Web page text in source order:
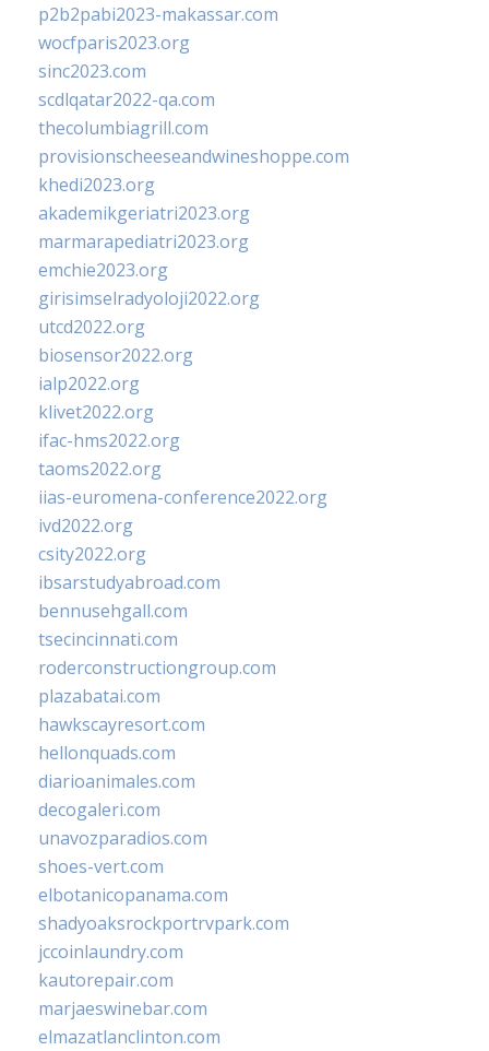
p2b2pabi2023-makassar.com
wocfparis2023.org
sinc2023.com
scdlqatar2022-qa.com
thecolumbiagrill.com
provisionscheeseandwineshoppe.com
khedi2023.org
akademikgeriatri2023.org
marmarapediatri2023.org
emchie2023.org
girisimselradyoloji2022.org
utcd2022.org
biosensor2022.org
ialp2022.org
klivet2022.org
ifac-hms2022.org
taoms2022.org
iias-euromena-conference2022.org
ivd2022.org
csity2022.org
ibsarstudyabroad.com
bennusehgall.com
tsecincinnati.com
roderconstructiongroup.com
plazabatai.com
hawkscayresort.com
hellonquads.com
diarioanimales.com
decogaleri.com
unavozparadios.com
shoes-vert.com
elbotanicopanama.com
shadyoaksrockportrvpark.com
jccoinlaundry.com
kautorepair.com
marjaeswinebar.com
elmazatlanclinton.com